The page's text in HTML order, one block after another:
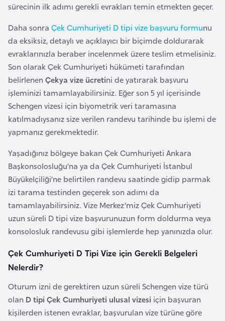
sürecinin ilk adımı gerekli evrakları temin etmekten geçer.
Daha sonra Çek Cumhuriyeti D tipi vize başvuru formunu
da eksiksiz, detaylı ve açıklayıcı bir biçimde doldurarak
evraklarınızla beraber incelenmek üzere teslim etmelisiniz.
Son olarak Çek Cumhuriyeti hükümeti tarafından
belirlenenÇekya vize ücretini de yatırarak başvuru
işleminizi tamamlayabilirsiniz. Eğer son 5 yıl içerisinde
Schengen vizesi için biyometrik veri taramasına
katılmadıysanız size verilen randevu tarihinde bu işlemi de
yapmanız gerekmektedir.
Yaşadığınız bölgeye bakan Çek Cumhuriyeti Ankara
Başkonsolosluğu’na ya da Çek Cumhuriyeti İstanbul
Büyükelçiliği’ne belirtilen randevu saatinde gidip parmak
izi tarama testinden geçerek son adımı da
tamamlayabilirsiniz. Vize Merkez’miz Çek Cumhuriyeti
uzun süreli D tipi vize başvurunuzun form doldurma veya
konsolosluk randevusu gibi işlemlerde hep yanınızda olur.
Çek Cumhuriyeti D Tipi Vize için Gerekli Belgeleri
Nelerdir?
Oturum izni de gerektiren uzun süreli Schengen vize türü
olan D tipi Çek Cumhuriyeti ulusal vizesi için başvuran
kişilerden istenen evraklar, başvurulan vize türüne göre
B
u
r
k
i
n
a
F
a
s
Ç
a
d
Ç
k
C
m
h